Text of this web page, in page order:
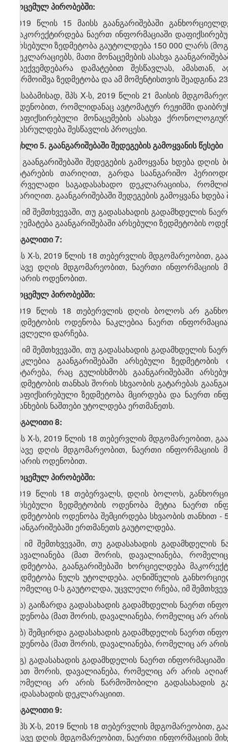
მოცემულ პირობებში:
2019 წლის 15 მაისს გაანგარიშებაში
დაკორექტირდება ნაერთ ინფორმაციაში
არსებული ზედმეტობა გაუტოლდება 150 000 ლარს
დეკლარაციებს, მათი მონაცემების ასახვა
დაექვემდებარა დამატებით შესწავლას,
წარმოიშვა ზედმეტობა და ამ მომენტისთვის შეადგინა
შესაბამისად, შპს X-ს, 2019 წლის 21 მაისის
ოდენობით, რომლიდანაც ავტომატურ რეჟიმში
დაფიქსირებული მონაცემების ასახვა
დასრულდება შესწავლის პროცესი.
მუხლი 5. გაანგარიშებაში შედეგების გამოყვანის წესები
1. გაანგარიშებაში შედეგების გამოყვანა ხდება
გატარების თარიღით, გარდა საანგარიშო
პირველადი საგადასახადო დეკლარაციისა,
თარიღით. გაანგარიშებაში შედეგების გამოყვანა
ა) იმ შემთხვევაში, თუ გადასახადის გადამხდელის
აღემატება გაანგარიშებაში არსებული ზედმეტობის
მაგალითი 7:
შპს X-ს, 2019 წლის 18 თებერვლის მდგომარეობით,
ამავე დღის მდგომარეობით, ნაერთი
ლარის ოდენობით.
მოცემულ პირობებში:
2019 წლის 18 თებერვლის დღის ბოლოს არ
ზედმეტობის ოდენობა ნაკლებია ნაერთ
უცვლელი დარჩება.
ბ) იმ შემთხვევაში, თუ გადასახადის გადამხდელის
ნაკლებია გაანგარიშებაში არსებული
გატარება, რაც გულისხმობს გაანგარიშებაში
ზედმეტობის თანხას შორის სხვაობის გატარებას
დაფიქსირებული ზედმეტობა მცირდება და ნაერთ
თანხების ნაშთები უტოლდება ერთმანეთს.
მაგალითი 8:
შპს X-ს, 2019 წლის 18 თებერვლის მდგომარეობით,
ამავე დღის მდგომარეობით, ნაერთი
ლარის ოდენობით.
მოცემულ პირობებში:
2019 წლის 18 თებერვალს, დღის ბოლოს,
არსებული ზედმეტობის ოდენობა მეტია ნაერთ
ზედმეტობის ოდენობა შემცირდება სხვაობის
გაანგარიშებაში ერთმანეთს გაუტოლდება.
გ) იმ შემთხვევაში, თუ გადასახადის
დავალიანება (მათ შორის, დავალიანება,
ზედმეტობა, გაანგარიშებაში ხორციელდება
ზედმეტობა ნულს უტოლდება. აღნიშნულის
რომელიც 0-ს გაუტოლდა, უცვლელი რჩება, იმ
გ.ა) გაიზარდა გადასახადის გადამხდელის ნაერთ
ოდენობა (მათ შორის, დავალიანება, რომელიც არ
გ.ბ) შემცირდა გადასახადის გადამხდელის ნაერთ
ოდენობა (მათ შორის, დავალიანება, რომელიც არ
გ.გ) გადასახადის გადამხდელის ნაერთ
(მათ შორის, დავალიანება, რომელიც არ არის
რომელიც არ არის წარმოშობილი გადასახადის
გადასახადის დეკლარაციით.
მაგალითი 9:
შპს X-ს, 2019 წლის 18 თებერვლის მდგომარეობით,
ამავე დღის მდგომარეობით, ნაერთი ინფორმაციის